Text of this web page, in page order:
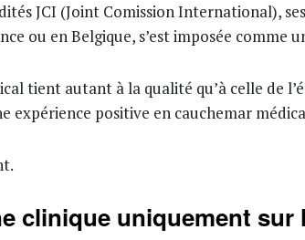
JCI (Joint Comission International),
ou en Belgique, s’est imposée comme
tient autant à la qualité qu’à celle de
expérience positive en cauchemar
clinique uniquement sur